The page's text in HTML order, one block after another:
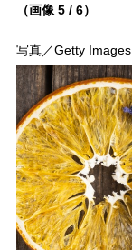
（画像 5 / 6）
写真／Getty Images